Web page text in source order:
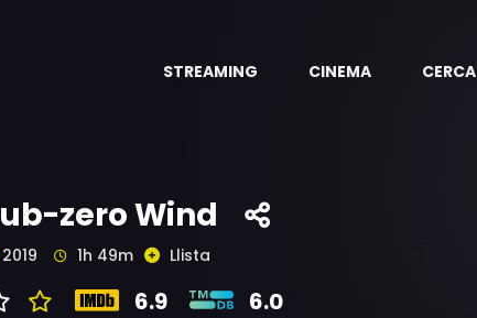
STREAMING CINEMA CERCA
zero Wind
2019 1h 49m Llista
6.9 6.0